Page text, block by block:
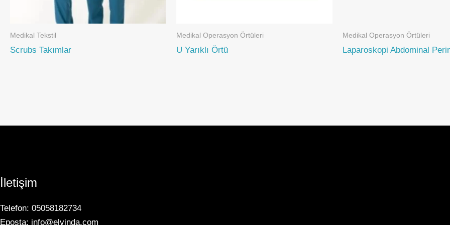
Medikal Tekstil
Scrubs Takımlar
Medikal Operasyon Örtüleri
U Yarıklı Örtü
Medikal Operasyon Örtüleri
Laparoskopi Abdominal
İletişim
Telefon: 05058182734
Eposta: info@elvinda.com